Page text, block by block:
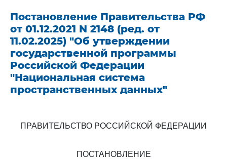
Постановление Правительства РФ
от 01.12.2021 N 2148 (ред. от
11.02.2025) "Об утверждении
государственной программы
Российской Федерации
"Национальная система
пространственных данных"
ПРАВИТЕЛЬСТВО РОССИЙСКОЙ ФЕДЕРАЦИИ
ПОСТАНОВЛЕНИЕ